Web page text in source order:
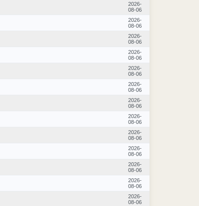
2026-
08-06
2026-
08-06
2026-
08-06
2026-
08-06
2026-
08-06
2026-
08-06
2026-
08-06
2026-
08-06
2026-
08-06
2026-
08-06
2026-
08-06
2026-
08-06
2026-
08-06